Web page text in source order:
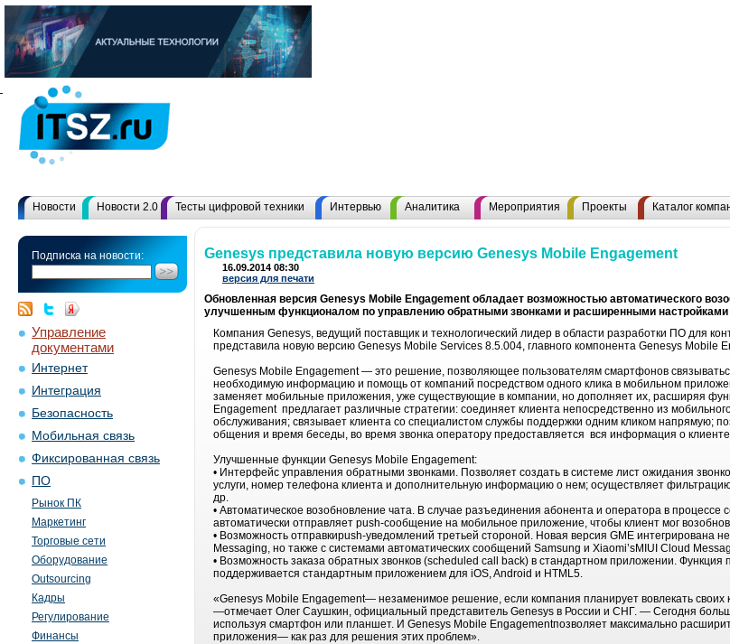
Новости Новости 2.0 Тесты цифровой техники Интервью Аналитика Мероприятия Проекты Каталог
Подписка на новости:
Управление
документами
Интернет
Интеграция
Безопасность
Мобильная связь
Фиксированная связь
ПО
Рынок ПК
Маркетинг
Торговые сети
Оборудование
Outsourcing
Кадры
Регулирование
Финансы
Genesys представила новую версию Genesys Mobile Engagement
16.09.2014 08:30
версия для печати
Обновленная версия Genesys Mobile Engagement обладает возможностью автоматического
улучшенным функционалом по управлению обратными звонками и расширенными
Компания Genesys, ведущий поставщик и технологический лидер в области разработки ПО для
представила новую версию Genesys Mobile Services 8.5.004, главного компонента Genesys Mobile
Genesys Mobile Engagement — это решение, позволяющее пользователям смартфонов
необходимую информацию и помощь от компаний посредством одного клика в мобильном
заменяет мобильные приложения, уже существующие в компании, но дополняет их, расширяя
Engagement предлагает различные стратегии: соединяет клиента непосредственно из
обслуживания; связывает клиента со специалистом службы поддержки одним кликом напрямую;
общения и время беседы, во время звонка оператору предоставляется вся информация о
Улучшенные функции Genesys Mobile Engagement:
• Интерфейс управления обратными звонками. Позволяет создать в системе лист ожидания
услуги, номер телефона клиента и дополнительную информацию о нем; осуществляет
др.
• Автоматическое возобновление чата. В случае разъединения абонента и оператора в процессе
автоматически отправляет push-сообщение на мобильное приложение, чтобы клиент мог
• Возможность отправкиpush-уведомлений третьей стороной. Новая версия GME интегрирована
Messaging, но также с системами автоматических сообщений Samsung и Xiaomi’sMIUI Cloud
• Возможность заказа обратных звонков (scheduled call back) в стандартном приложении. Функция
поддерживается стандартным приложением для iOS, Android и HTML5.
«Genesys Mobile Engagement— незаменимое решение, если компания планирует вовлекать своих
—отмечает Олег Саушкин, официальный представитель Genesys в России и СНГ. — Сегодня
используя смартфон или планшет. И Genesys Mobile Engagementпозволяет максимально
приложения— как раз для решения этих проблем».